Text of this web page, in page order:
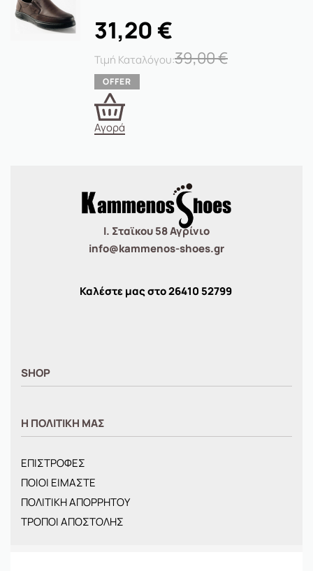
39,00€
31,20 €
Αγορά
Ι. Σταϊκου 58 Αγρίνιο
info@kammenos-shoes.gr
Καλέστε μας στο26410 52799
SHOP
ΓΥΝΑΙΚΕΙΑ
BRANDS
ΝΕΕΣ ΑΦΙΞΕΙΣ
OFFERS
ΤΣΑΝΤΕΣ
Η ΠΟΛΙΤΙΚΗ ΜΑΣ
ΕΠΙΣΤΡΟΦΕΣ
ΠΟΙΟΙ ΕΙΜΑΣΤΕ
ΠΟΛΙΤΙΚΗ ΑΠΟΡΡΗΤΟΥ
ΤΡΟΠΟΙ ΑΠΟΣΤΟΛΗΣ